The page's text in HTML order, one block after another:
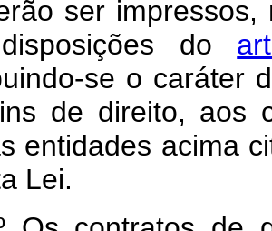
ser
do
se o caráter
de direito, aos
entidades acima
Lei.